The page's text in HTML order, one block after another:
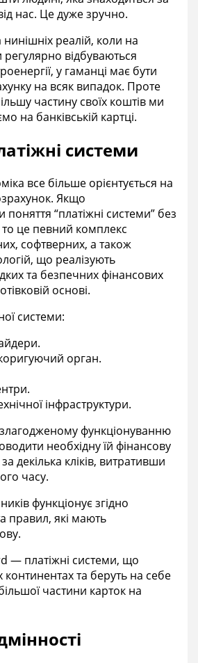
нас. Це дуже зручно.
реалій, коли на
регулярно відбуваються
у гаманці має бути
на всяк випадок. Проте
частину своїх коштів ми
на банківській картці.
системи
все більше орієнтується на
Якщо
поняття “платіжні системи” без
то це певний комплекс
софтверних, а також
що реалізують
та безпечних фінансових
основі.
системи:
орган.
інфраструктури.
функціонуванню
необхідну їй фінансову
декілька кліків, витративши
часу.
функціонує згідно
правил, які мають
— платіжні системи, що
та беруть на себе
частини карток на